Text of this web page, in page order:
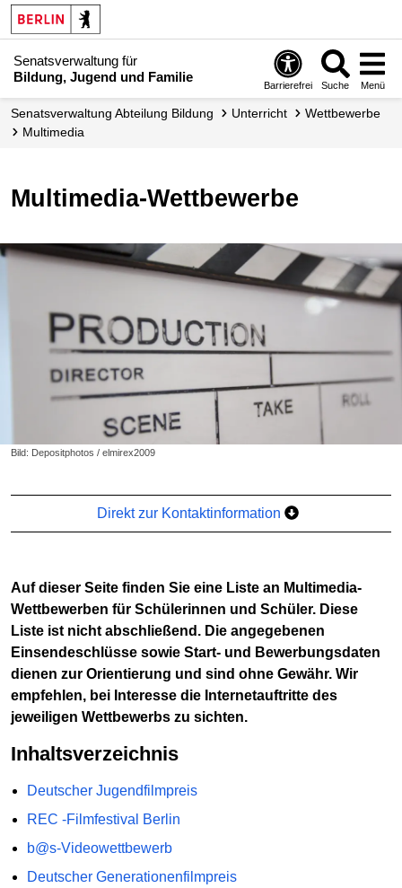
Senatsverwaltung für
Bildung, Jugend und Familie
Barrierefrei Suche Menü
Senats­verwaltung Abteilung Bildung Unterricht
Wettbewerbe
Multimedia
Multimedia-Wettbewerbe
Bild: Depositphotos / elmirex2009
Direkt zur Kontaktinformation
Auf dieser Seite finden Sie eine Liste an Multimedia-
Wettbewerben für Schülerinnen und Schüler. Diese
Liste ist nicht abschließend. Die angegebenen
Einsendeschlüsse sowie Start- und Bewerbungsdaten
dienen zur Orientierung und sind ohne Gewähr. Wir
empfehlen, bei Interesse die Internetauftritte des
jeweiligen Wettbewerbs zu sichten.
Inhaltsverzeichnis
Deutscher Jugendfilmpreis
REC -Filmfestival Berlin
b@s-Videowettbewerb
Deutscher Generationenfilmpreis